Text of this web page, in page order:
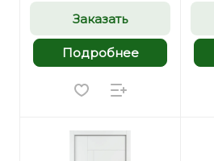
Заказать
Подробнее